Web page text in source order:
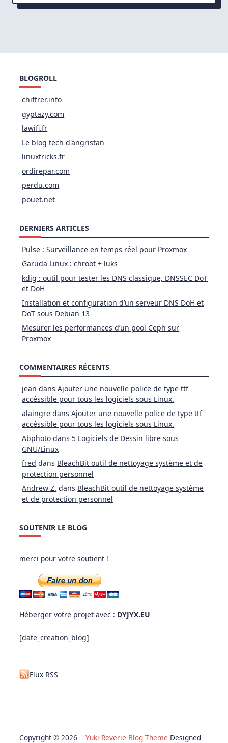
BLOGROLL
chiffrer.info
gyptazy.com
lawifi.fr
Le blog tech d'angristan
linuxtricks.fr
ordirepar.com
perdu.com
pouet.net
DERNIERS ARTICLES
Pulse : Surveillance en temps réel pour Proxmox
Garuda Linux : chroot + luks
kdig : outil pour tester les DNS classique, DNSSEC DoT
et DoH
Installation et configuration d’un serveur DNS DoH et
DoT sous Debian 13
Mesurer les performances d’un pool Ceph sur
Proxmox
COMMENTAIRES RÉCENTS
jean dansAjouter une nouvelle police de type ttf
accéssible pour tous les logiciels sous Linux.
alaingre dansAjouter une nouvelle police de type ttf
accéssible pour tous les logiciels sous Linux.
Abphoto dans 5 Logiciels de Dessin libre sous
GNU/Linux
fred dans BleachBit outil de nettoyage système et de
protection personnel
Andrew Z. dans BleachBit outil de nettoyage système
et de protection personnel
SOUTENIR LE BLOG
merci pour votre soutient !
Héberger votre projet avec : DYJYX.EU
[date_creation_blog]
Flux RSS
Copyright © 2026 Yuki Reverie Blog Theme Designed